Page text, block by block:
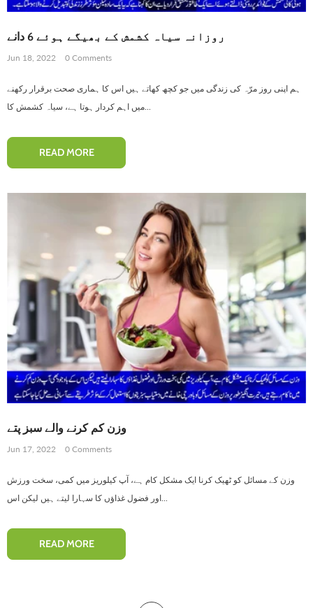
روزانہ سیاہ کشمش کے بھیگے ہوئے 6 دانے
Jun 18, 2022 0 Comments
ہم اپنی روز مرّہ کی زندگی میں جو کچھ کھاتے ہیں اس کا ہماری صحت برقرار رکھنے
READ MORE
وزن کم کرنے والے سبز پتے
Jun 17, 2022 0 Comments
وزن کے مسائل کو ٹھیک کرنا ایک مشکل کام ہے، آپ کیلوریز میں کمی، سخت ورزش
READ MORE